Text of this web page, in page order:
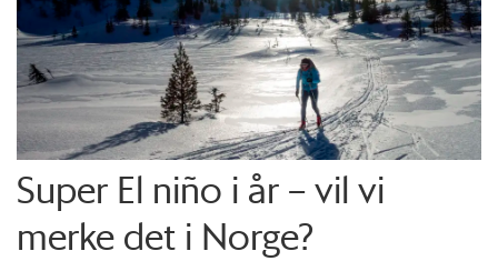
Super El niño i år – vil vi
merke det i Norge?